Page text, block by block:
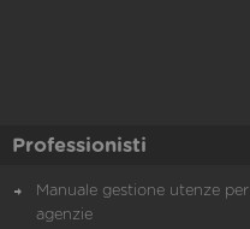
Professionisti
Manuale gestione utenze per
agenzie